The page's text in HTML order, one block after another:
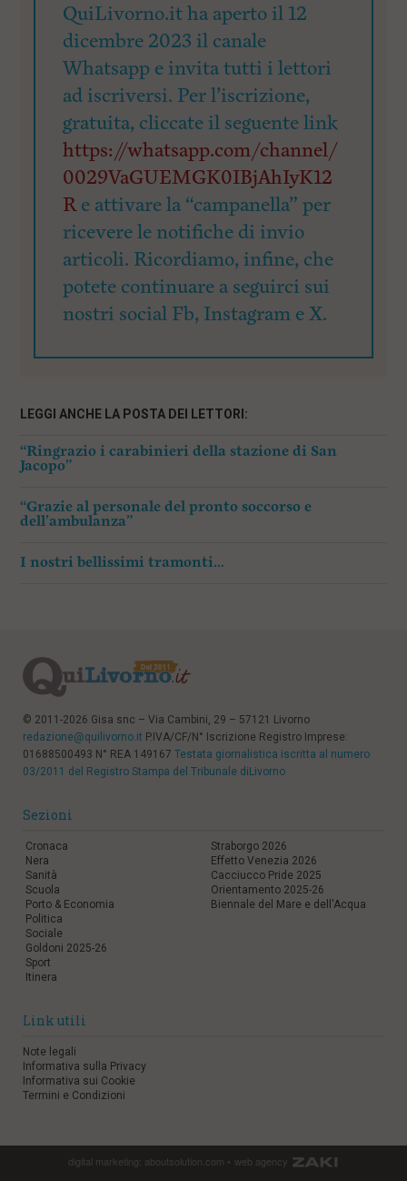
QuiLivorno.it ha aperto il 12
dicembre 2023 il canale
Whatsapp e invita tutti i lettori
ad iscriversi. Per l’iscrizione,
gratuita, cliccate il seguente link
https://whatsapp.com/channel/
0029VaGUEMGK0IBjAhIyK12
Re attivare la “campanella” per
ricevere le notifiche di invio
articoli. Ricordiamo, infine, che
potete continuare a seguirci sui
nostri social Fb, Instagram e X.
LEGGI ANCHE LA POSTA DEI LETTORI:
“Ringrazio i carabinieri della stazione di San
Jacopo”
“Grazie al personale del pronto soccorso e
dell’ambulanza”
I nostri bellissimi tramonti…
© 2011-2026 Gisa snc – Via Cambini, 29 – 57121 Livorno
redazione@quilivorno.it P.IVA/CF/N° Iscrizione Registro Imprese:
01688500493 N° REA 149167 Testata giornalistica iscritta al numero
03/2011 del Registro Stampa del Tribunale diLivorno
Sezioni
Cronaca
Nera
Sanità
Scuola
Porto & Economia
Politica
Sociale
Goldoni 2025-26
Sport
Itinera
Straborgo 2026
Effetto Venezia 2026
Cacciucco Pride 2025
Orientamento 2025-26
Biennale del Mare e dell'Acqua
Link utili
Note legali
Informativa sulla Privacy
Informativa sui Cookie
Termini e Condizioni
digital marketing: aboutsolution.com •web agency